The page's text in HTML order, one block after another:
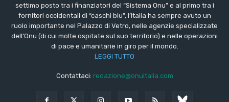
settimo posto tra i finanziatori del “Sistema Onu” e al primo tra i
fornitori occidentali di “caschi blu”, l’Italia ha sempre avuto un
ruolo importante nel Palazzo di Vetro, nelle agenzie specializzate
dell’Onu (di cui molte ospitate sul suo territorio) e nelle operazioni
di pace e umanitarie in giro per il mondo.
LEGGI TUTTO
Contattaci: redazione@onuitalia.com